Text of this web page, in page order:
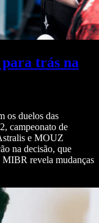
trás na
os duelos das
campeonato de
e MOUZ
na decisão, que
MIBR revela mudanças